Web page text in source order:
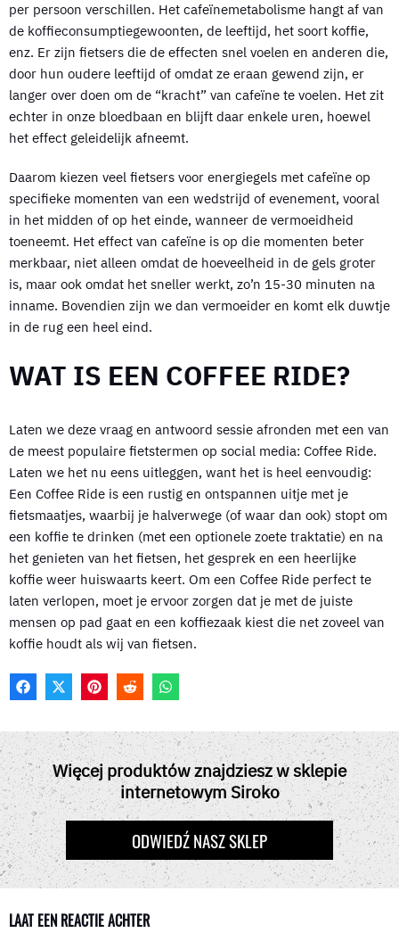
per persoon verschillen. Het cafeïnemetabolisme hangt af van
de koffieconsumptiegewoonten, de leeftijd, het soort koffie,
enz. Er zijn fietsers die de effecten snel voelen en anderen die,
door hun oudere leeftijd of omdat ze eraan gewend zijn, er
langer over doen om de “kracht” van cafeïne te voelen. Het zit
echter in onze bloedbaan en blijft daar enkele uren, hoewel
het effect geleidelijk afneemt.
Daarom kiezen veel fietsers voor energiegels met cafeïne op
specifieke momenten van een wedstrijd of evenement, vooral
in het midden of op het einde, wanneer de vermoeidheid
toeneemt. Het effect van cafeïne is op die momenten beter
merkbaar, niet alleen omdat de hoeveelheid in de gels groter
is, maar ook omdat het sneller werkt, zo’n 15-30 minuten na
inname. Bovendien zijn we dan vermoeider en komt elk duwtje
in de rug een heel eind.
WAT IS EEN COFFEE RIDE?
Laten we deze vraag en antwoord sessie afronden met een van
de meest populaire fietstermen op social media: Coffee Ride.
Laten we het nu eens uitleggen, want het is heel eenvoudig:
Een Coffee Ride is een rustig en ontspannen uitje met je
fietsmaatjes, waarbij je halverwege (of waar dan ook) stopt om
een koffie te drinken (met een optionele zoete traktatie) en na
het genieten van het fietsen, het gesprek en een heerlijke
koffie weer huiswaarts keert. Om een Coffee Ride perfect te
laten verlopen, moet je ervoor zorgen dat je met de juiste
mensen op pad gaat en een koffiezaak kiest die net zoveel van
koffie houdt als wij van fietsen.
F
E
B
O
O
K
W
I
T
T
E
R
)
P
T
E
R
E
S
T
R
D
I
T
T
S
A
P
P
Więcej produktów znajdziesz w sklepie
internetowym Siroko
ODWIEDŹ NASZ SKLEP
LAAT EEN REACTIE ACHTER